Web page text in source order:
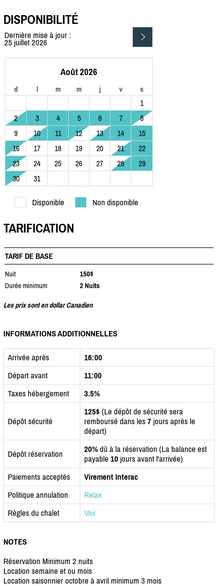
DISPONIBILITÉ
Dernière mise à jour :
25 juillet 2026
Août 2026
d l m m j v s
1
2
3 4 5 6 7
8
9
10 11 12 13 14
15
16
17 18 19 20 21
22
23
24 25 26 27 28
29
30
31
Disponible Non disponible
TARIFICATION
TARIF DE BASE
Nuit
150$
Durée minimum
2 Nuits
Les prix sont en dollar Canadien
INFORMATIONS ADDITIONNELLES
Arrivée après
16:00
Départ avant
11:00
Taxes hébergement
3.5%
Dépôt sécurité
125$ (Le dépôt de sécurité sera
remboursé dans les 7 jours après le
départ)
Dépôt réservation 20% dû à la réservation (La balance est
payable 10 jours avant l'arrivée)
Paiements acceptés
Virement Interac
Politique annulation
Relax
Règles du chalet
Voir
NOTES
Réservation Minimum 2 nuits
Location semaine et ou mois
Location saisonnier octobre à avril minimum 3 mois